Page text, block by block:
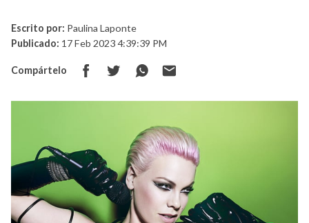
Escrito por: Paulina Laponte
Publicado: 17 Feb 2023 4:39:39 PM
Compártelo